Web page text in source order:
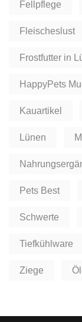
Fellpflege
Fleischeslust
Frostfutter in
HappyPets
Kauartikel
Lünen
Pets Best
Schwerte
Tiefkühlware
Ziege